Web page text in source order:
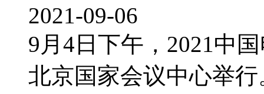
2021-09-06
9月4日下午，2021中
北京国家会议中心举